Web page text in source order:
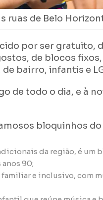
ruas de Belo
por ser gratuito,
de blocos
bairro, infantis e
de todo o dia, e à
bloquinhos
da região, é um
90;
familiar e inclusivo, com